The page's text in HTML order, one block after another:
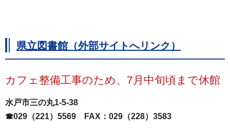
県立図書館（外部サイトへリンク）
カフェ整備工事のため、7月中旬頃まで休館
水戸市三の丸1-5-38
☎029（221）5569
FAX ：029（228）3583